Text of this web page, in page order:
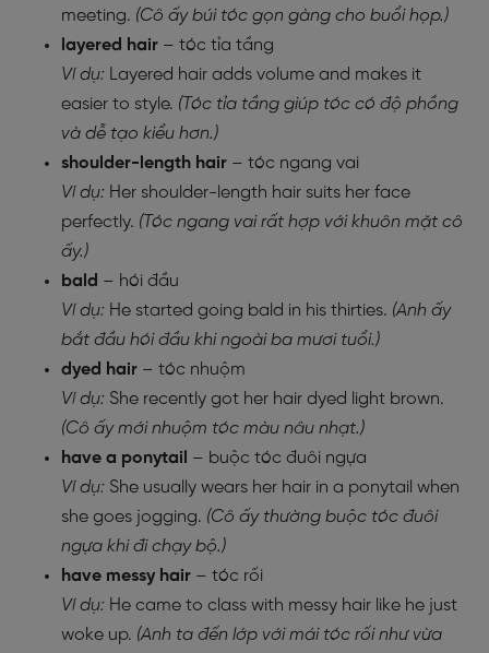
meeting. (Cô ấy búi tóc gọn gàng cho buổi họp.)
layered hair – tóc tỉa tầng
Ví dụ: Layered hair adds volume and makes it
easier to style. (Tóc tỉa tầng giúp tóc có độ phồng
và dễ tạo kiểu hơn.)
shoulder-length hair – tóc ngang vai
Ví dụ: Her shoulder-length hair suits her face
perfectly. (Tóc ngang vai rất hợp với khuôn mặt cô
ấy.)
bald – hói đầu
Ví dụ: He started going bald in his thirties. (Anh ấy
bắt đầu hói đầu khi ngoài ba mươi tuổi.)
dyed hair – tóc nhuộm
Ví dụ: She recently got her hair dyed light brown.
(Cô ấy mới nhuộm tóc màu nâu nhạt.)
have a ponytail – buộc tóc đuôi ngựa
Ví dụ: She usually wears her hair in a ponytail when
she goes jogging. (Cô ấy thường buộc tóc đuôi
ngựa khi đi chạy bộ.)
have messy hair – tóc rối
Ví dụ: He came to class with messy hair like he just
woke up. (Anh ta đến lớp với mái tóc rối như vừa